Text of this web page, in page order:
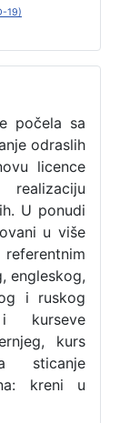
19)
počela sa
odraslih
licence
U ponudi
u više
engleskog,
i ruskog
kurseve
kurs
sticanje
kreni u